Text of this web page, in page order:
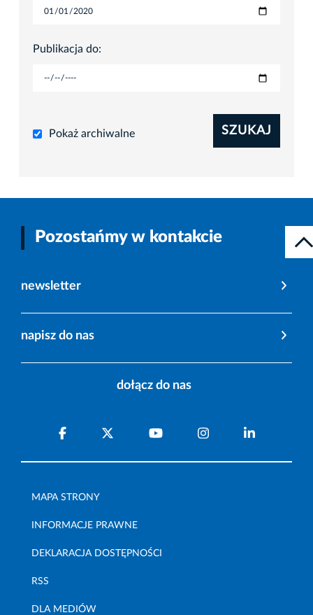
Publikacja do:
Pokaż archiwalne SZUKAJ
Pozostańmy w kontakcie
newsletter
napisz do nas
dołącz do nas
MAPA STRONY
INFORMACJE PRAWNE
DEKLARACJA DOSTĘPNOŚCI
RSS
DLA MEDIÓW